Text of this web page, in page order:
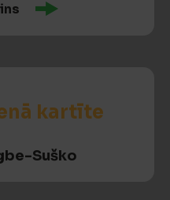
kartīte
Suško